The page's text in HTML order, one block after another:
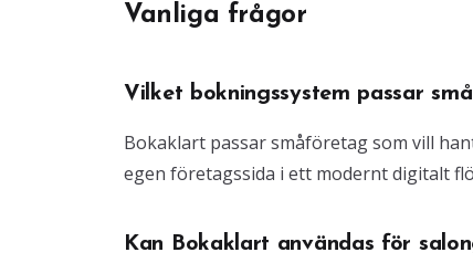
Vanliga frågor
Vilket bokningssystem passar
Bokaklart passar småföretag som vill
egen företagssida i ett modernt digitalt
Kan Bokaklart användas för